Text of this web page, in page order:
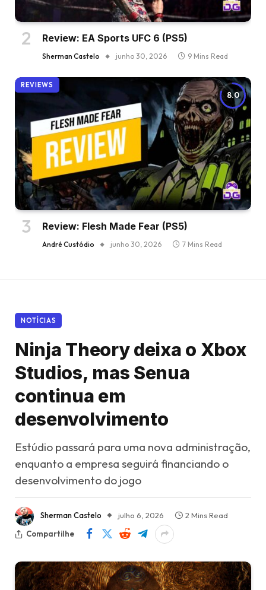
Review: EA Sports UFC 6 (PS5)
Sherman Castelo junho 30, 2026 9 Mins Read
8.0
REVIEWS
Review: Flesh Made Fear (PS5)
André Custódio junho 30, 2026 7 Mins Read
NOTÍCIAS
Ninja Theory deixa o Xbox
Studios, mas Senua
continua em
desenvolvimento
Estúdio passará para uma nova administração,
enquanto a empresa seguirá financiando o
desenvolvimento do jogo
Sherman Castelo julho 6, 2026
2 Mins Read
Compartilhe